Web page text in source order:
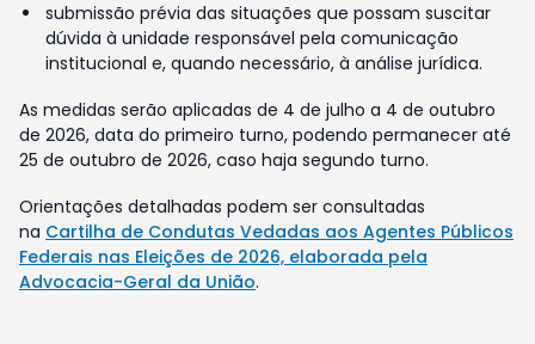
submissão prévia das situações que possam suscitar
dúvida à unidade responsável pela comunicação
institucional e, quando necessário, à análise jurídica.
As medidas serão aplicadas de 4 de julho a 4 de outubro
de 2026, data do primeiro turno, podendo permanecer até
25 de outubro de 2026, caso haja segundo turno.
Orientações detalhadas podem ser consultadas
na Cartilha de Condutas Vedadas aos Agentes Públicos
Federais nas Eleições de 2026, elaborada pela
Advocacia-Geral da União.